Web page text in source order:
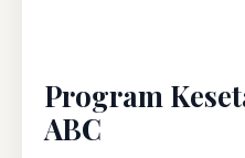
Program
ABC